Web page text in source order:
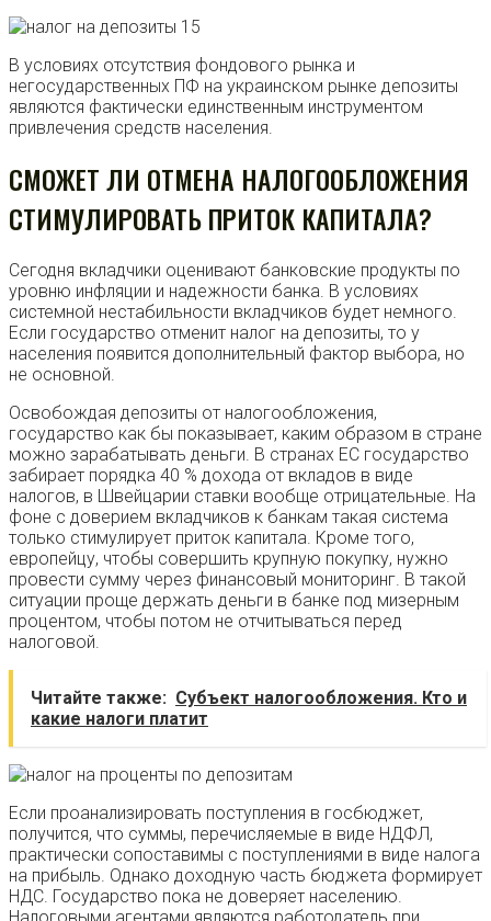
В условиях отсутствия фондового рынка и
негосударственных ПФ на украинском рынке депозиты
являются фактически единственным инструментом
привлечения средств населения.
СМОЖЕТ ЛИ ОТМЕНА НАЛОГООБЛОЖЕНИЯ
СТИМУЛИРОВАТЬ ПРИТОК КАПИТАЛА?
Сегодня вкладчики оценивают банковские продукты по
уровню инфляции и надежности банка. В условиях
системной нестабильности вкладчиков будет немного.
Если государство отменит налог на депозиты, то у
населения появится дополнительный фактор выбора, но
не основной.
Освобождая депозиты от налогообложения,
государство как бы показывает, каким образом в стране
можно зарабатывать деньги. В странах ЕС государство
забирает порядка 40 % дохода от вкладов в виде
налогов, в Швейцарии ставки вообще отрицательные. На
фоне с доверием вкладчиков к банкам такая система
только стимулирует приток капитала. Кроме того,
европейцу, чтобы совершить крупную покупку, нужно
провести сумму через финансовый мониторинг. В такой
ситуации проще держать деньги в банке под мизерным
процентом, чтобы потом не отчитываться перед
налоговой.
Читайте также: Субъект налогообложения. Кто и
какие налоги платит
Если проанализировать поступления в госбюджет,
получится, что суммы, перечисляемые в виде НДФЛ,
практически сопоставимы с поступлениями в виде налога
на прибыль. Однако доходную часть бюджета формирует
НДС. Государство пока не доверяет населению.